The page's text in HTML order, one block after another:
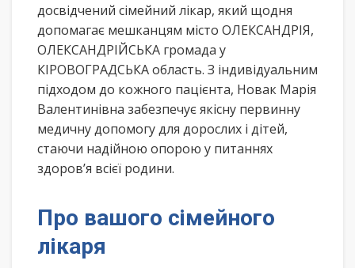
досвідчений сімейний лікар, який щодня
допомагає мешканцям місто ОЛЕКСАНДРІЯ,
ОЛЕКСАНДРІЙСЬКА громада у
КІРОВОГРАДСЬКА область. З індивідуальним
підходом до кожного пацієнта, Новак Марія
Валентинівна забезпечує якісну первинну
медичну допомогу для дорослих і дітей,
стаючи надійною опорою у питаннях
здоров’я всієї родини.
Про вашого сімейного
лікаря